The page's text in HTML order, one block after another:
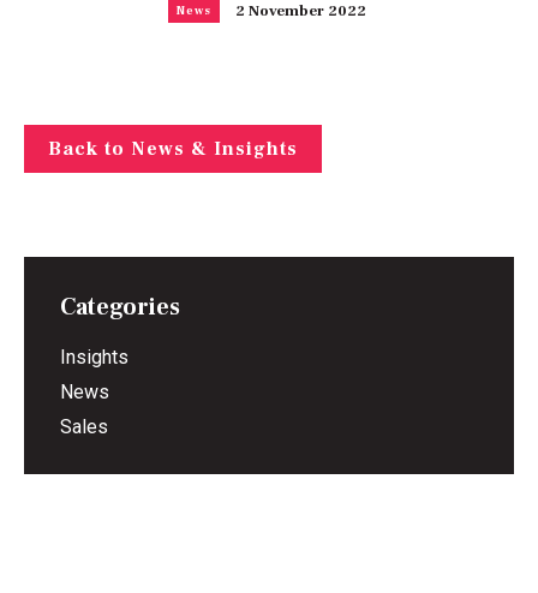
News 2 November 2022
Back to News & Insights
Categories
Insights
News
Sales